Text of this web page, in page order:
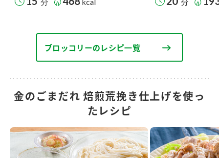
分 kcal 分
ブロッコリーのレシピ一覧
金のごまだれ 焙煎荒挽き仕上げを使っ
たレシピ